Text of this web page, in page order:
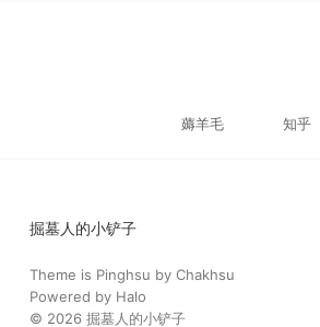
薅羊毛 知乎
掘墓人的小铲子
Theme is Pinghsu by Chakhsu
Powered by Halo
© 2026 掘墓人的小铲子